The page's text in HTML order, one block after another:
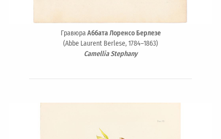
ГравюраАббата Лоренсо Берлезе
(Abbe Laurent Berlese, 1784–1863)
Camellia Stephany